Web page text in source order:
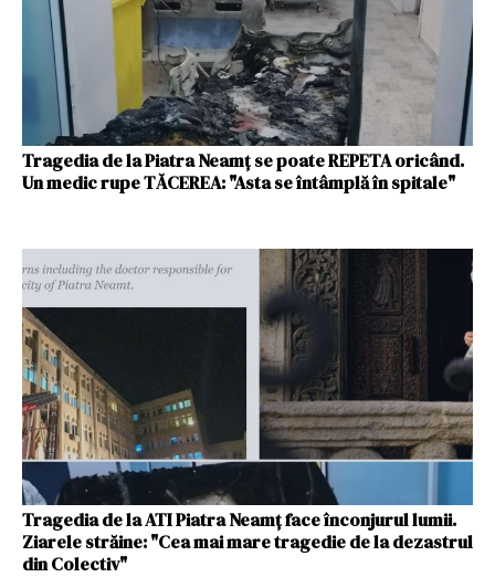
Tragedia de la Piatra Neamț se poate REPETA oricând.
Un medic rupe TĂCEREA: "Asta se întâmplă în spitale"
Tragedia de la ATI Piatra Neamț face înconjurul lumii.
Ziarele străine: "Cea mai mare tragedie de la dezastrul
din Colectiv"